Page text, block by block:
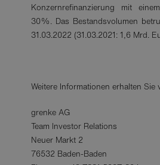
Konzernrefinanzierung mit
30%. Das Bestandsvolumen
31.03.2022 (31.03.2021: 1,6 Mrd.
Weitere Informationen erhalten Sie
grenke AG
Team Investor Relations
Neuer Markt 2
76532 Baden-Baden